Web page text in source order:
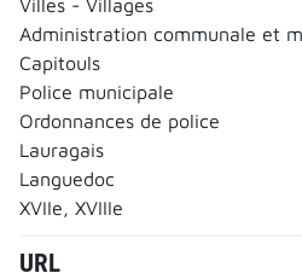
Administration communale et
Capitouls
Police municipale
Ordonnances de police
Lauragais
Languedoc
XVIIe, XVIIIe
URL